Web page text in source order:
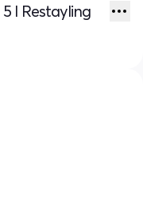
I Restayling